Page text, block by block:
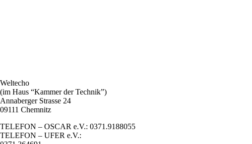
Weltecho
(im Haus “Kammer der Technik”)
Annaberger Strasse 24
09111 Chemnitz
TELEFON – OSCAR e.V.: 0371.9188055
TELEFON – UFER e.V.: